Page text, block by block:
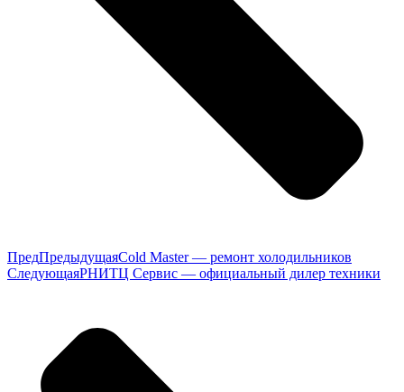
ПредПредыдущаяCold Master — ремонт холодильников
СледующаяРНИТЦ Сервис — официальный дилер техники